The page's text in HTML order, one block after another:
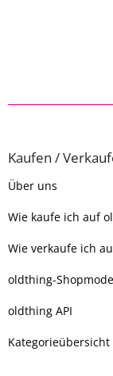
Kaufen /
Über uns
Wie kaufe ich auf
Wie verkaufe ich
oldthing-
oldthing API